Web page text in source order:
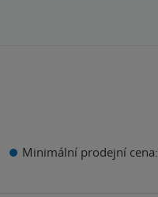
Minimální prodejní cena: